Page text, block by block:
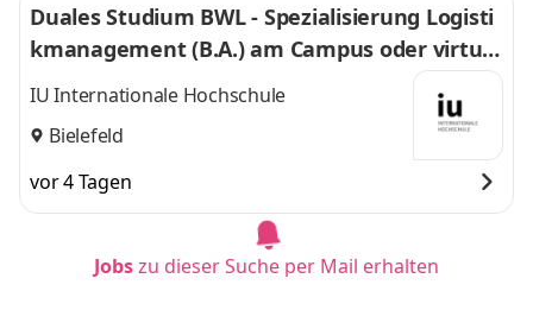
Duales Studium BWL - Spezialisierung Logisti
kmanagement (B.A.) am Campus oder virtuel
l
IU Internationale Hochschule
Bielefeld
vor 4 Tagen
Jobszu dieser Suche per Mail erhalten